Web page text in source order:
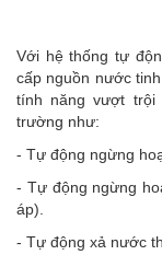
Với hệ thống tự
cấp nguồn nước
tính năng vượt
trường như:
- Tự động ngừng
- Tự động ngừng
áp).
- Tự động xả nước